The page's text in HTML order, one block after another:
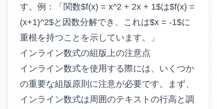
す。例：「関数$f(x) = x^2 + 2x + 1$は$f(x) =
(x+1)^2$と因数分解でき、これは$x = -1$に
重根を持つことを示しています。」
インライン数式の組版上の注意点
インライン数式を使用する際には、いくつか
の重要な組版原則に注意が必要です。まず、
インライン数式は周囲のテキストの行高と調